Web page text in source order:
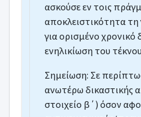
ασκούσε εν τοις
αποκλειστικότητα τη
για ορισμένο χρονικό
ενηλικίωση του
Σημείωση: Σε
ανωτέρω δικαστικής
στοιχείο β΄) όσον